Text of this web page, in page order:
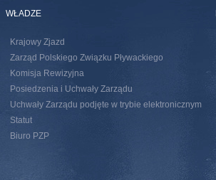
WŁADZE
Krajowy Zjazd
Zarząd Polskiego Związku Pływackiego
Komisja Rewizyjna
Posiedzenia i Uchwały Zarządu
Uchwały Zarządu podjęte w trybie elektronicznym
Statut
Biuro PZP